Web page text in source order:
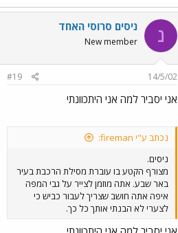
נ ניסים סרוסי האחד
New member
14/5/02
#19
אני יסביר למה אני היתכוונתי
נכתב ע"י fireman:
ניסים.
מצורף הקטע בו עוברת מסילת הרכבת בעיר
באר שבע. אתה מוזמן לצייר על גבי המפה
איפה אתה חושב שצריך לעבור כביש כי
לצערי לא הבנתי אותך כל כך.